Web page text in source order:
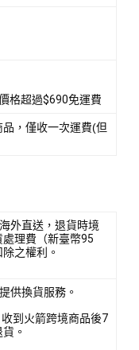
格超過$690免運費
，僅收一次運費(但
外直送，退貨時境
理費（新臺幣95
之權利。
供換貨服務。
到火箭跨境商品後7
。